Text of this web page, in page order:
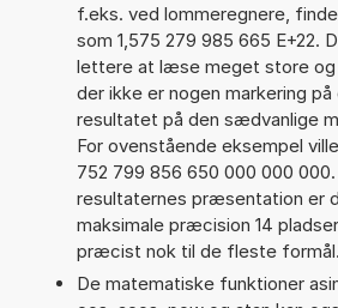
f.eks. ved lommeregnere,
som 1,575 279 985 665 E+22.
lettere at læse meget store og
der ikke er nogen markering
resultatet på den sædvanlige
For ovenstående eksempel
752 799 856 650 000 000
resultaternes præsentation er
maksimale præcision 14
præcist nok til de fleste formål.
De matematiske funktioner